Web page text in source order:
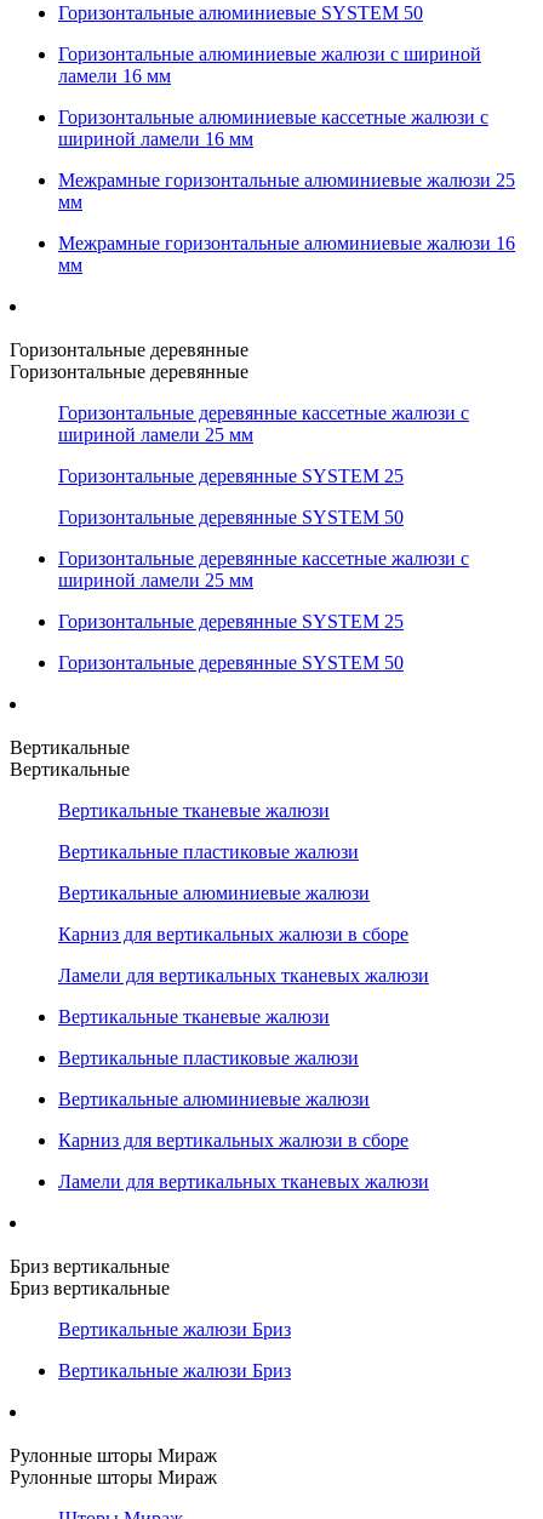
Горизонтальные алюминиевые SYSTEM 50
Горизонтальные алюминиевые жалюзи с шириной
ламели 16 мм
Горизонтальные алюминиевые кассетные жалюзи с
шириной ламели 16 мм
Межрамные горизонтальные алюминиевые жалюзи 25
мм
Межрамные горизонтальные алюминиевые жалюзи 16
мм
Горизонтальные деревянные
Горизонтальные деревянные
Горизонтальные деревянные кассетные жалюзи с
шириной ламели 25 мм
Горизонтальные деревянные SYSTEM 25
Горизонтальные деревянные SYSTEM 50
Горизонтальные деревянные кассетные жалюзи с
шириной ламели 25 мм
Горизонтальные деревянные SYSTEM 25
Горизонтальные деревянные SYSTEM 50
Вертикальные
Вертикальные
Вертикальные тканевые жалюзи
Вертикальные пластиковые жалюзи
Вертикальные алюминиевые жалюзи
Карниз для вертикальных жалюзи в сборе
Ламели для вертикальных тканевых жалюзи
Вертикальные тканевые жалюзи
Вертикальные пластиковые жалюзи
Вертикальные алюминиевые жалюзи
Карниз для вертикальных жалюзи в сборе
Ламели для вертикальных тканевых жалюзи
Бриз вертикальные
Бриз вертикальные
Вертикальные жалюзи Бриз
Вертикальные жалюзи Бриз
Рулонные шторы Мираж
Рулонные шторы Мираж